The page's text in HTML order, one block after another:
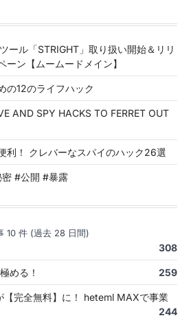
ール「STRIGHT」取り扱い開始＆リリ
ーン【ムームードメイン】
の12のライフハック
AND SPY HACKS TO FERRET OUT
利！ クレバーなスパイのハック26選
#公開 #暴露
10 件 (過去 28 日間)
308
める！ 259
【完全無料】に！ heteml MAXで事業
244